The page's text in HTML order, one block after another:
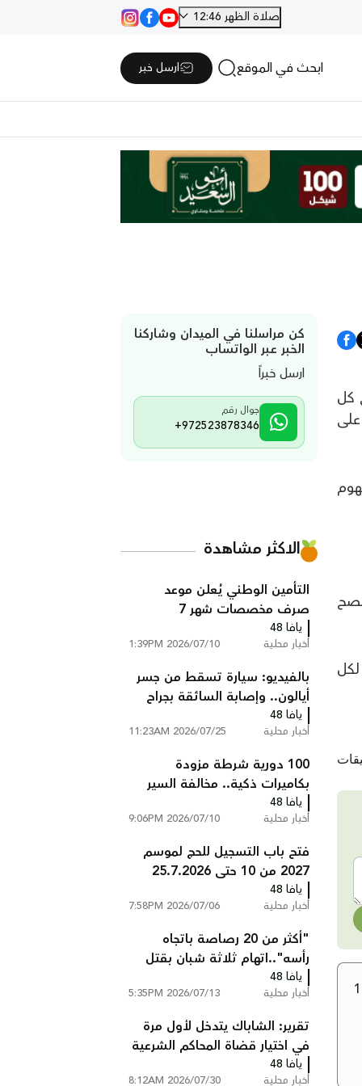
صلاة الظهر 12:46
ابحث في الموقع ارسل خبر
في كل
على
- الهبة بقيمة 500 شيقل لكل
كن مراسلنا في الميدان وشاركنا
الخبر عبر الواتساب
ارسل خبراً
جوال رقم
+972523878346
الاكثر مشاهدة
التأمين الوطني يُعلن موعد
صرف مخصصات شهر 7
يافا 48
أخبار محلية 2026/07/10 1:39PM
بالفيديو: سيارة تسقط من جسر
أيالون.. وإصابة السائقة بجراح
خطيرة
يافا 48
أخبار محلية 2026/07/25 11:23AM
100 دورية شرطة مزودة
بكاميرات ذكية.. مخالفة السير
تصلك إلى المنزل دون أن تتوقف
يافا 48
أخبار محلية 2026/07/10 9:06PM
فتح باب التسجيل للحج لموسم
2027 من 10 حتى 25.7.2026
يافا 48
أخبار محلية 2026/07/06 7:58PM
"أكثر من 20 رصاصة باتجاه
رأسه"..اتهام ثلاثة شبان بقتل
عبد السلام ابو عصب من
شعفاط
يافا 48
أخبار محلية 2026/07/13 5:35PM
تقرير: الشاباك يتدخل لأول مرة
في اختيار قضاة المحاكم الشرعية
ويستبعد مرشحين
يافا 48
أخبار محلية 2026/07/30 8:12AM